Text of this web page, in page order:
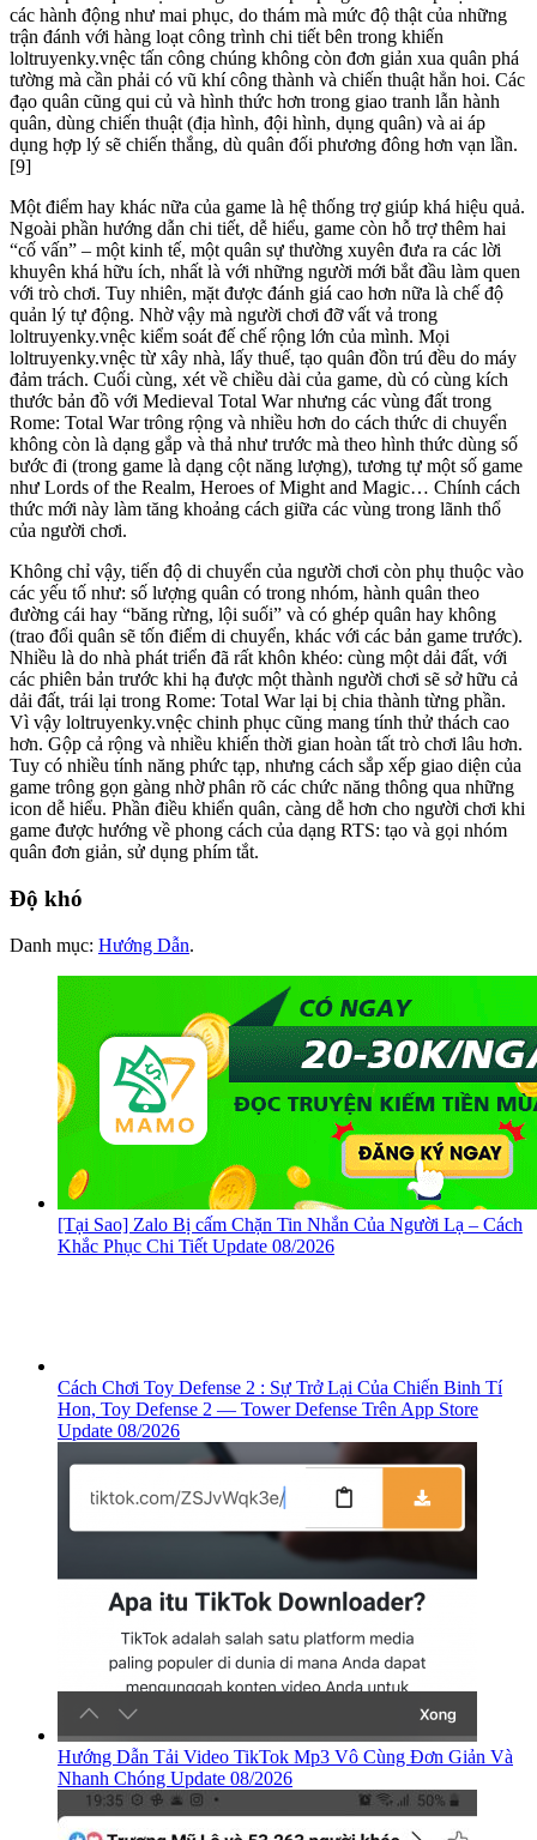
các hành động như mai phục, do thám mà mức độ thật của những
trận đánh với hàng loạt công trình chi tiết bên trong khiến
loltruyenky.vnệc tấn công chúng không còn đơn giản xua quân phá
tường mà cần phải có vũ khí công thành và chiến thuật hẳn hoi. Các
đạo quân cũng qui củ và hình thức hơn trong giao tranh lẫn hành
quân, dùng chiến thuật (địa hình, đội hình, dụng quân) và ai áp
dụng hợp lý sẽ chiến thắng, dù quân đối phương đông hơn vạn lần.
[9]
Một điểm hay khác nữa của game là hệ thống trợ giúp khá hiệu quả.
Ngoài phần hướng dẫn chi tiết, dễ hiểu, game còn hỗ trợ thêm hai
“cố vấn” – một kinh tế, một quân sự thường xuyên đưa ra các lời
khuyên khá hữu ích, nhất là với những người mới bắt đầu làm quen
với trò chơi. Tuy nhiên, mặt được đánh giá cao hơn nữa là chế độ
quản lý tự động. Nhờ vậy mà người chơi đỡ vất vả trong
loltruyenky.vnệc kiểm soát đế chế rộng lớn của mình. Mọi
loltruyenky.vnệc từ xây nhà, lấy thuế, tạo quân đồn trú đều do máy
đảm trách. Cuối cùng, xét về chiều dài của game, dù có cùng kích
thước bản đồ với Medieval Total War nhưng các vùng đất trong
Rome: Total War trông rộng và nhiều hơn do cách thức di chuyển
không còn là dạng gắp và thả như trước mà theo hình thức dùng số
bước đi (trong game là dạng cột năng lượng), tương tự một số game
như Lords of the Realm, Heroes of Might and Magic… Chính cách
thức mới này làm tăng khoảng cách giữa các vùng trong lãnh thổ
của người chơi.
Không chỉ vậy, tiến độ di chuyển của người chơi còn phụ thuộc vào
các yếu tố như: số lượng quân có trong nhóm, hành quân theo
đường cái hay “băng rừng, lội suối” và có ghép quân hay không
(trao đổi quân sẽ tốn điểm di chuyển, khác với các bản game trước).
Nhiều là do nhà phát triển đã rất khôn khéo: cùng một dải đất, với
các phiên bản trước khi hạ được một thành người chơi sẽ sở hữu cả
dải đất, trái lại trong Rome: Total War lại bị chia thành từng phần.
Vì vậy loltruyenky.vnệc chinh phục cũng mang tính thử thách cao
hơn. Gộp cả rộng và nhiều khiến thời gian hoàn tất trò chơi lâu hơn.
Tuy có nhiều tính năng phức tạp, nhưng cách sắp xếp giao diện của
game trông gọn gàng nhờ phân rõ các chức năng thông qua những
icon dễ hiểu. Phần điều khiển quân, càng dễ hơn cho người chơi khi
game được hướng về phong cách của dạng RTS: tạo và gọi nhóm
quân đơn giản, sử dụng phím tắt.
Độ khó
Danh mục: Hướng Dẫn.
[Tại Sao] Zalo Bị cấm Chặn Tin Nhắn Của Người Lạ – Cách
Khắc Phục Chi Tiết Update 08/2026
Cách Chơi Toy Defense 2 : Sự Trở Lại Của Chiến Binh Tí
Hon, ‎Toy Defense 2 — Tower Defense Trên App Store
Update 08/2026
Hướng Dẫn Tải Video TikTok Mp3 Vô Cùng Đơn Giản Và
Nhanh Chóng Update 08/2026